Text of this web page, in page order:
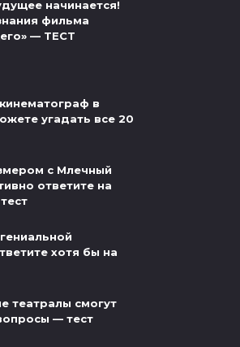
начинается!
фильма
— ТЕСТ
в
угадать все 20
с Млечный
ответите на
хотя бы на
театралы смогут
— тест